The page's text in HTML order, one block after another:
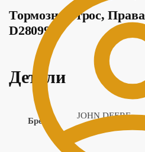
Тормозной трос,
D28099
Детали
Бренд
JOHN DEERE